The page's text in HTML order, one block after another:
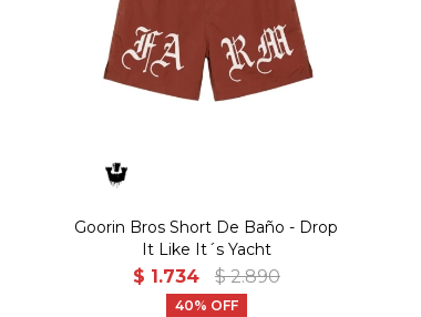
Goorin Bros Short De Baño - Drop
It Like It´s Yacht
$ 1.734 $ 2.890
40